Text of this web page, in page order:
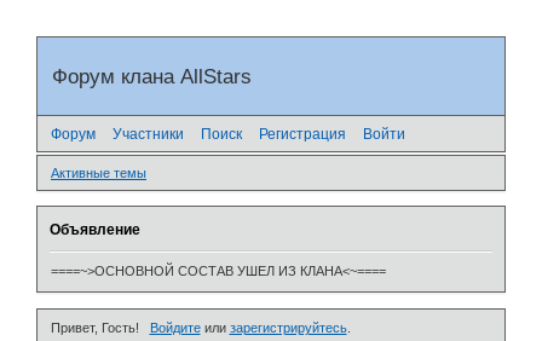
Форум клана AllStars
Форум Участники Поиск Регистрация Войти
Активные темы
Объявление
====~>ОСНОВНОЙ СОСТАВ УШЕЛ ИЗ КЛАНА<~====
Привет, Гость! Войдитеили зарегистрируйтесь.